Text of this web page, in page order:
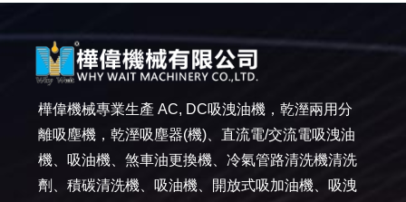
樺偉機械專業生產 AC, DC吸洩油機，乾溼兩用分
離吸塵機，乾溼吸塵器(機)、直流電/交流電吸洩油
機、吸油機、煞車油更換機、冷氣管路清洗機清洗
劑、積碳清洗機、吸油機、開放式吸加油機、吸洩